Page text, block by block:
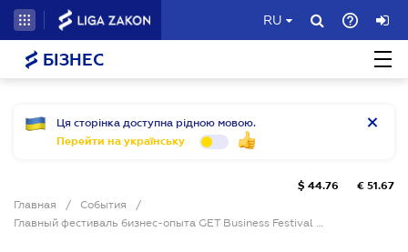
RU
БІЗНЕС
Ця сторінка доступна рідною мовою.
Перейти на українську
Главная / События
/
Главный фестиваль бизнес-опыта GET Business Festival состоится уже 14 июля
$ 44.76 € 51.67